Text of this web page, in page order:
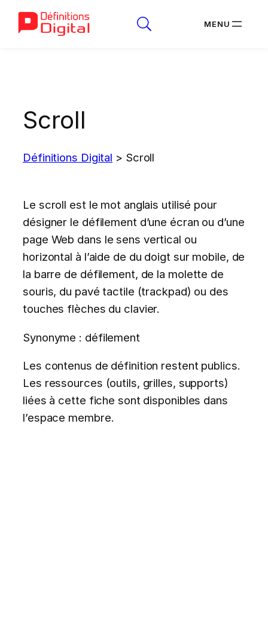
Scroll
Définitions Digital > Scroll
Le scroll est le mot anglais utilisé pour
désigner le défilement d’une écran ou d’une
page Web dans le sens vertical ou
horizontal à l’aide de du doigt sur mobile, de
la barre de défilement, de la molette de
souris, du pavé tactile (trackpad) ou des
touches flèches du clavier.
Synonyme : défilement
Les contenus de définition restent publics.
Les ressources (outils, grilles, supports)
liées à cette fiche sont disponibles dans
l’espace membre.